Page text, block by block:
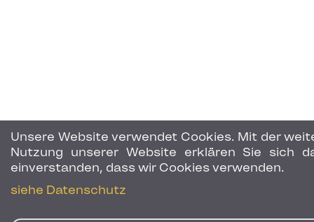
Unsere Website verwendet Cookies. Mit der
Nutzung unserer Website erklären Sie sich
einverstanden, dass wir Cookies verwenden.
siehe Datenschutz